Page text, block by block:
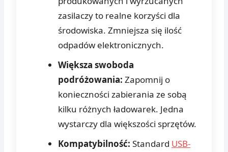
zasilaczy to realne korzyści dla
środowiska. Zmniejsza się ilość
odpadów elektronicznych.
Większa swoboda
podróżowania: Zapomnij o
konieczności zabierania ze sobą
kilku różnych ładowarek. Jedna
wystarczy dla większości sprzętów.
Kompatybilność: Standard USB-